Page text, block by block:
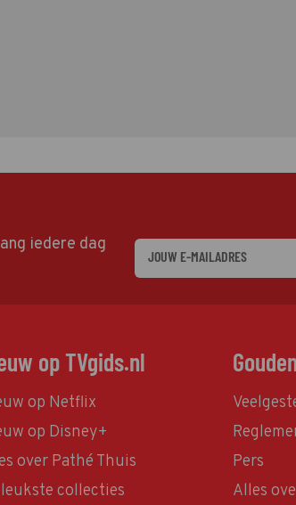
iedere dag
op TVgids.nl
op Netflix
op Disney+
over Pathé Thuis
leukste collecties
Pers
Alles